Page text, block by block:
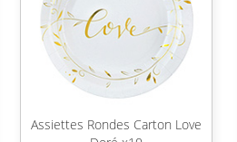
Assiettes Rondes Carton Love